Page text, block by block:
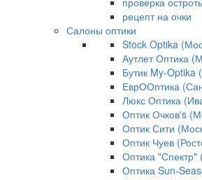
рецепт на очки
Салоны оптики
Stock Optika
Аутлет Оптика
Бутик My-Optika
ЕврООптика
Люкс Оптика
Оптик Очков's
Оптик Сити
Оптик Чуев
Оптика "Спектр"
Оптика Sun-